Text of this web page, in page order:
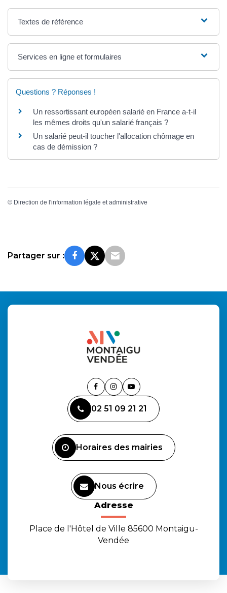
Textes de référence
Services en ligne et formulaires
Questions ? Réponses !
Un ressortissant européen salarié en France a-t-il
les mêmes droits qu'un salarié français ?
Un salarié peut-il toucher l'allocation chômage en
cas de démission ?
© Direction de l'information légale et administrative
Partager sur :
Lien
le
compte
Lien
le
compte
Lien
la
chaîne
02 51 09 21 21
Horaires des mairies
Nous écrire
Adresse
Place de l'Hôtel de Ville 85600 Montaigu-
Vendée